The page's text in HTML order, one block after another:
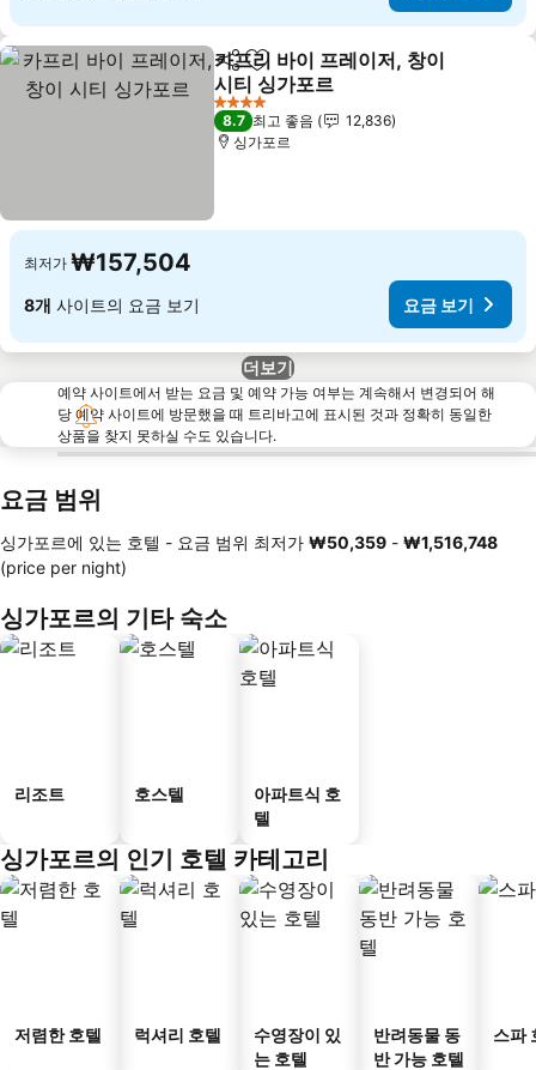
공유 즐겨찾기에 추가
카프리 바이 프레이저, 창이
시티 싱가포르
요금 보기
4 성급
8.7 최고 좋음
12,836
싱가포르
최저가 ₩157,504
8개 사이트의 요금 보기 요금 보기
더보기
예약 사이트에서 받는 요금 및 예약 가능 여부는 계속해서 변경되어 해
당 예약 사이트에 방문했을 때 트리바고에 표시된 것과 정확히 동일한
상품을 찾지 못하실 수도 있습니다.
요금 범위
싱가포르에 있는 호텔 - 요금 범위 최저가 ‎₩50,359 - ‎₩1,516,748
(price per night)
싱가포르의 기타 숙소
리조트 호스텔
아파트식 호
텔
싱가포르의 인기 호텔 카테고리
저렴한 호텔 럭셔리 호텔
수영장이 있
는 호텔
반려동물 동
반 가능 호텔
스파